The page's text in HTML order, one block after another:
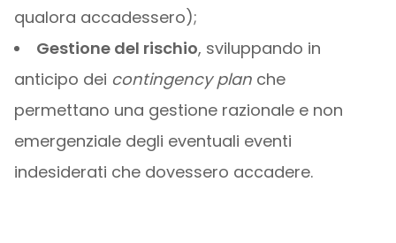
qualora accadessero);
Gestione del rischio, sviluppando in
anticipo dei contingency planche
permettano una gestione razionale e non
emergenziale degli eventuali eventi
indesiderati che dovessero accadere.